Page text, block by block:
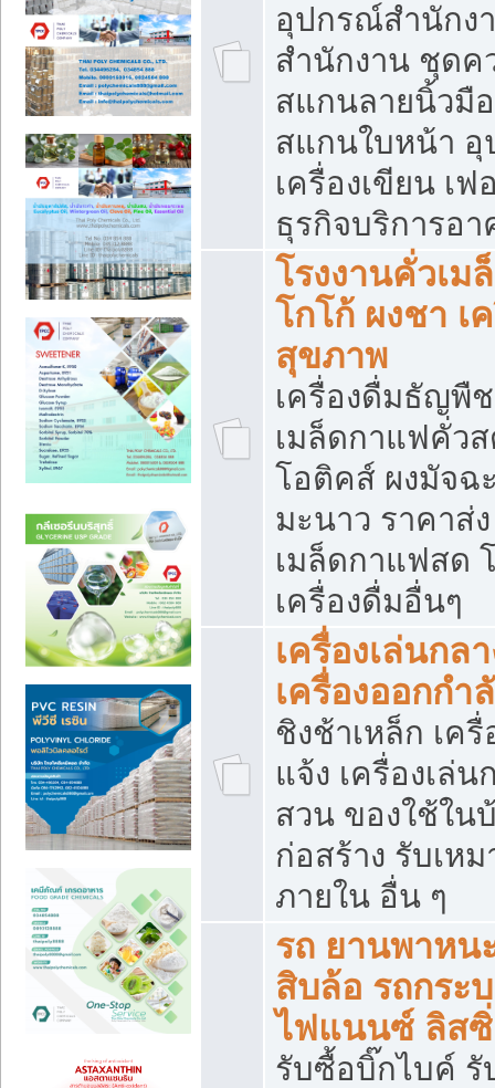
อุปกรณ์สำนักง
สำนักงาน ชุดค
สแกนลายนิ้วมื
สแกนใบหน้า
เครื่องเขียน เ
ธุรกิจบริการอ
โรงงานคั่วเม
โกโก้ ผงชา เ
สุขภาพ
เครื่องดื่มธัญพื
เมล็ดกาแฟคั่ว
โอติคส์ ผงมัจฉ
มะนาว ราคาส่
เมล็ดกาแฟสด
เครื่องดื่มอื่นๆ
เครื่องเล่นกล
เครื่องออกกำ
ชิงช้าเหล็ก เค
แจ้ง เครื่องเล่น
สวน ของใช้ใน
ก่อสร้าง รับเห
ภายใน อื่น ๆ
รถ ยานพาหน
สิบล้อ รถกระ
ไฟแนนซ์ ลิส
รับซื้อบิ๊กไบค์